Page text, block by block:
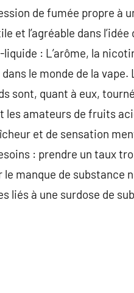
de fumée propre à
l’agréable dans l’idée
: L’arôme, la
le monde de la
sont, quant à eux,
les amateurs de fruits
et de sensation
: prendre un taux
manque de substance
liés à une surdose de